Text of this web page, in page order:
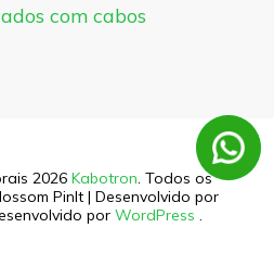
com cabos
2026 Kabotron. Todos os
PinIt | Desenvolvido por
por WordPress .